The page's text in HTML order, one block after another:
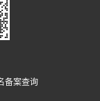
备案查询